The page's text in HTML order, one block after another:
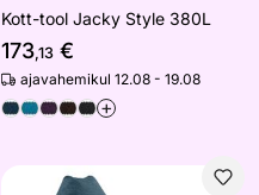
Kott-tool Jacky Style 380L
173,13 €
ajavahemikul 12.08 - 19.08
+